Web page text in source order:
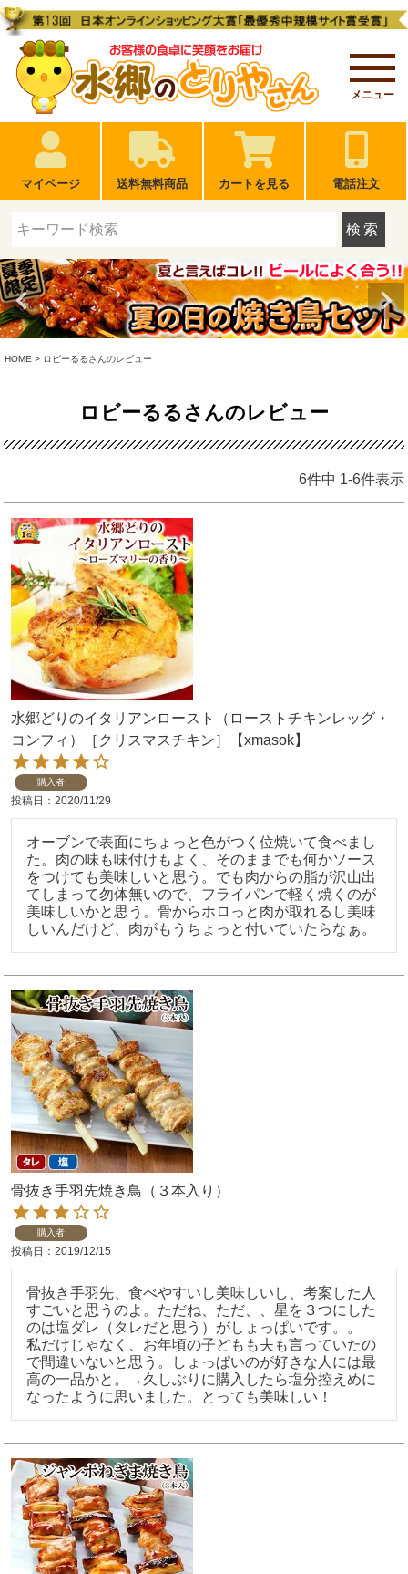
メニュー
マイページ 送料無料商品 カートを見る 電話注文
検索
HOME ロビーるるさんのレビュー
ロビーるるさんのレビュー
6件中 1-6件表示
水郷どりのイタリアンロースト（ローストチキンレッグ・
コンフィ）［クリスマスチキン］【xmasok】
購入者
投稿日 2020/11/29
オーブンで表面にちょっと色がつく位焼いて食べまし
た。肉の味も味付けもよく、そのままでも何かソース
をつけても美味しいと思う。でも肉からの脂が沢山出
てしまって勿体無いので、フライパンで軽く焼くのが
美味しいかと思う。骨からホロっと肉が取れるし美味
骨抜き手羽先焼き鳥（３本入り）
購入者
投稿日 2019/12/15
骨抜き手羽先、食べやすいし美味しいし、考案した人
すごいと思うのよ。ただね、ただ、、星を３つにした
のは塩ダレ（タレだと思う）がしょっぱいです。。
私だけじゃなく、お年頃の子どもも夫も言っていたの
で間違いないと思う。しょっぱいのが好きな人には最
高の一品かと。→久しぶりに購入したら塩分控えめに
なったように思いました。とっても美味しい！